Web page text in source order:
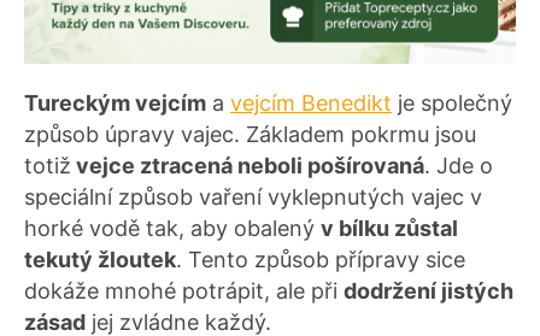
Tureckým vejcím a vejcím Benedikt je společný
způsob úpravy vajec. Základem pokrmu jsou
totiž vejce ztracená neboli pošírovaná. Jde o
speciální způsob vaření vyklepnutých vajec v
horké vodě tak, aby obalený v bílku zůstal
tekutý žloutek. Tento způsob přípravy sice
dokáže mnohé potrápit, ale při dodržení jistých
zásad jej zvládne každý.